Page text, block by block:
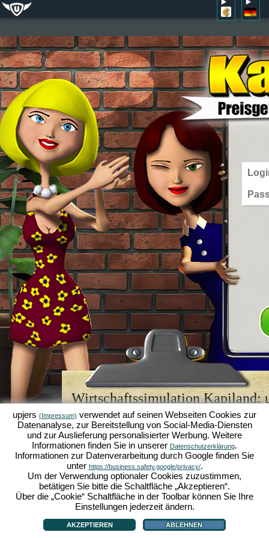
Wirtschaftssimulation Kapiland:
Browsergame-Legende
Kapiland gehört zu den bestenBrowsergames
Retro Gamefür Fans von Wirtschaftssimulationen.
es einst zum "MMO of the Year" gekürt und
strategischenOnline Games . Hier kannst du als
Wirtschaftsimperium aufbauen und in der Welt der
Karriere machen!
upjers (Impressum) verwendet auf seinen Webseiten Cookies zur
Datenanalyse, zur Bereitstellung von Social-Media-Diensten
und zur Auslieferung personalisierter Werbung. Weitere
Informationen finden Sie in unserer Datenschutzerklärung.
Informationen zur Datenverarbeitung durch Google finden Sie
unter https://business.safety.google/privacy/.
Um der Verwendung optionaler Cookies zuzustimmen,
betätigen Sie bitte die Schaltfläche „Akzeptieren“.
Über die „Cookie“ Schaltfläche in der Toolbar können Sie Ihre
Einstellungen jederzeit ändern.
AKZEPTIEREN ABLEHNEN